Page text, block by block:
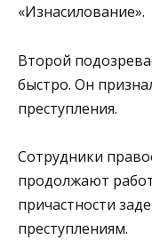
«Изнасилование».
Второй
быстро. Он
преступления.
Сотрудники
продолжают
причастности
преступлениям.